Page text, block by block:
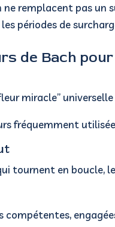
ne remplacent pas
périodes de
de Bach
miracle”
fréquemment
tournent en boucle,
compétentes,